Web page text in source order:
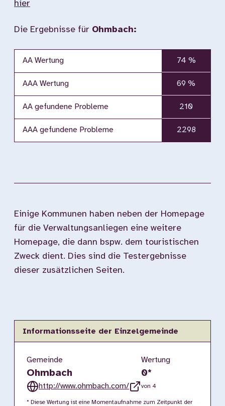
hier
Die Ergebnisse für Ohmbach:
AA Wertung 74 %
AAA Wertung 69 %
AA gefundene Probleme 210
AAA gefundene Probleme 2298
Einige Kommunen haben neben der Homepage
für die Verwaltungsanliegen eine weitere
Homepage, die dann bspw. dem touristischen
Zweck dient. Dies sind die Testergebnisse
dieser zusätzlichen Seiten.
Informationsseite der Einzelgemeinde
Gemeinde
Ohmbach
http://www.ohmbach.com/
Wertung
0*
von 4
* Diese Wertung ist eine Momentaufnahme zum Zeitpunkt der